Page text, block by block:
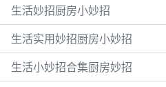
生活妙招厨房小妙招
生活实用妙招厨房小妙招
生活小妙招合集厨房妙招